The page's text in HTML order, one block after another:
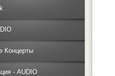
Концерты
- AUDIO